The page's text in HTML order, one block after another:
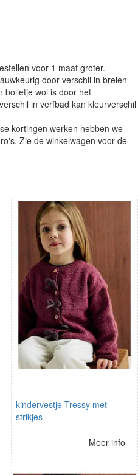
voor 1 maat groter.
door verschil in breien
bolletje wol is door het
in verfbad kan kleurverschil
kortingen werken hebben we
Zie de winkelwagen voor de
kindervestje Tressy met
strikjes
Meer info